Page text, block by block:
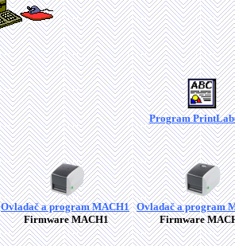
Program
Ovladač a program MACH1
Firmware MACH1
Ovladač a program
Firmware